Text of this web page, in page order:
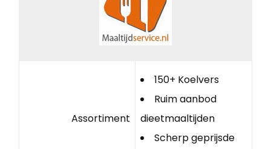
Assortiment
150+ Koelvers
Ruim aanbod
dieetmaaltijden
Scherp geprijsde